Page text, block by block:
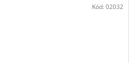
Kód: 02032